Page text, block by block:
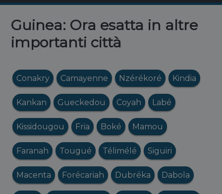
Guinea: Ora esatta in altre
importanti città
Conakry Camayenne Nzérékoré Kindia
Kankan Gueckedou Coyah Labé
Kissidougou Fria Boké Mamou
Faranah Tougué Télimélé Siguiri
Macenta Forécariah Dubréka Dabola